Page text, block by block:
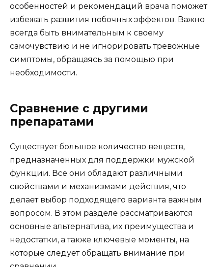
особенностей и рекомендаций врача поможет
избежать развития побочных эффектов. Важно
всегда быть внимательным к своему
самочувствию и не игнорировать тревожные
симптомы, обращаясь за помощью при
необходимости.
Сравнение с другими
препаратами
Существует большое количество веществ,
предназначенных для поддержки мужской
функции. Все они обладают различными
свойствами и механизмами действия, что
делает выбор подходящего варианта важным
вопросом. В этом разделе рассматриваются
основные альтернатива, их преимущества и
недостатки, а также ключевые моменты, на
которые следует обращать внимание при